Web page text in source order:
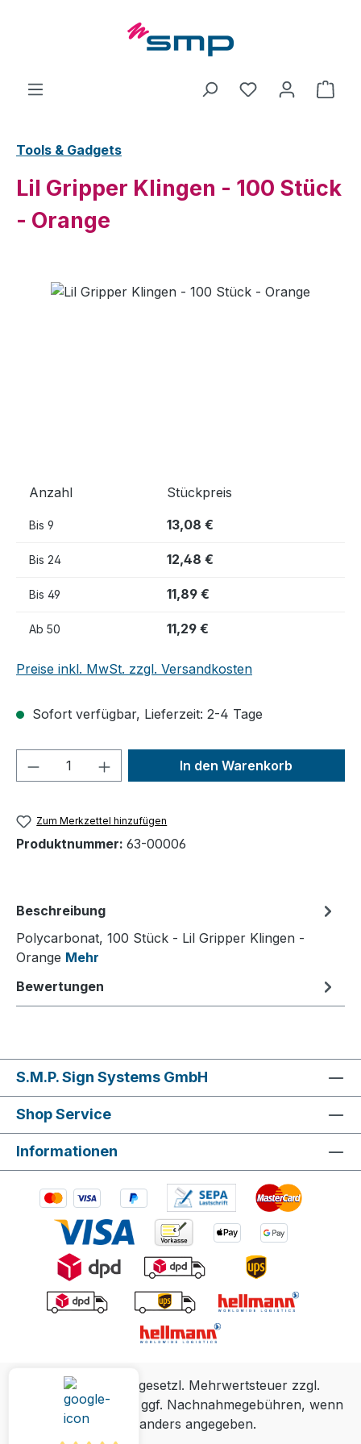
Zum Hauptinhalt springen
Tools & Gadgets
Lil Gripper Klingen - 100 Stück
- Orange
Bildergalerie überspringen
Anzahl Stückpreis
Bis 9 13,08 €
Bis 24 12,48 €
Bis 49 11,89 €
Ab 50 11,29 €
Preise inkl. MwSt. zzgl. Versandkosten
Sofort verfügbar, Lieferzeit: 2-4 Tage
Produkt Anzahl: Gib denIn den Warenkorb
Zum Merkzettel hinzufügen
Produktnummer: 63-00006
Beschreibung
Polycarbonat, 100 Stück - Lil Gripper Klingen -
Orange Mehr
Bewertungen
S.M.P. Sign Systems GmbH
Shop Service
Informationen
Alle Preise inkl. gesetzl. Mehrwertsteuer zzgl.
Versandkostenund ggf. Nachnahmegebühren, wenn
nicht anders angegeben.